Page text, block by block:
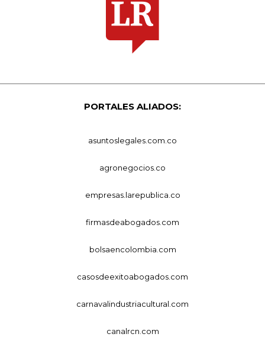
PORTALES ALIADOS:
asuntoslegales.com.co
agronegocios.co
empresas.larepublica.co
firmasdeabogados.com
bolsaencolombia.com
casosdeexitoabogados.com
carnavalindustriacultural.com
canalrcn.com